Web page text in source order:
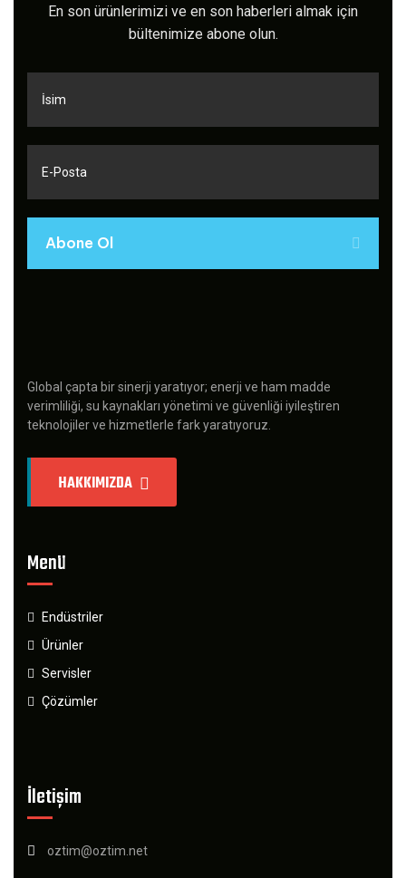
En son ürünlerimizi ve en son haberleri almak için
bültenimize abone olun.
Abone Ol
Global çapta bir sinerji yaratıyor; enerji ve ham madde
verimliliği, su kaynakları yönetimi ve güvenliği iyileştiren
teknolojiler ve hizmetlerle fark yaratıyoruz.
HAKKIMIZDA
Menü
Endüstriler
Ürünler
Servisler
Çözümler
İletişim
oztim@oztim.net